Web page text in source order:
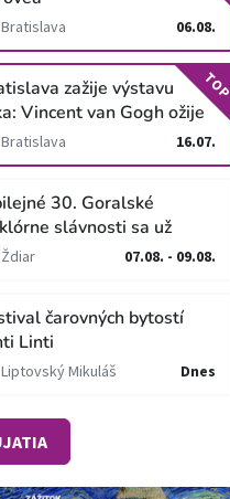
Bratislava 06.08.
zažije výstavu
Vincent van Gogh ožije
imerzívnej šou!
Bratislava 16.07.
TOP
30. Goralské
slávnosti sa už
Ždiar 07.08. - 09.08.
čarovných bytostí
Linti
Liptovský Mikuláš Dnes